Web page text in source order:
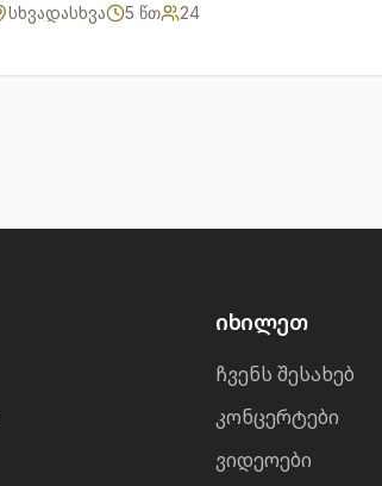
სხვადასხვა
5 წთ 24
იხილეთ
ჩვენს შესახებ
კონცერტები
ვიდეოები